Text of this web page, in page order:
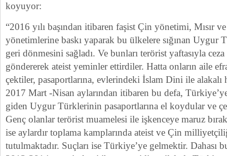
koyuyor:
“2016 yılı başından itibaren faşist Çin yönetimi, Mısır
yönetimlerine baskı yaparak bu ülkelere sığınan Uygur
geri dönmesini sağladı. Ve bunları terörist yaftasıyla
göndererek ateist yeminler ettirdiler. Hatta onların aile
çektiler, pasaportlarına, evlerindeki İslam Dini ile alakalı
2017 Mart -Nisan aylarından itibaren bu defa,
giden Uygur Türklerinin pasaportlarına el koydular ve
Genç olanlar terörist muamelesi ile işkenceye maruz
ise aylardır toplama kamplarında ateist ve Çin
tutulmaktadır. Suçları ise Türkiye’ye gelmektir. Dahası